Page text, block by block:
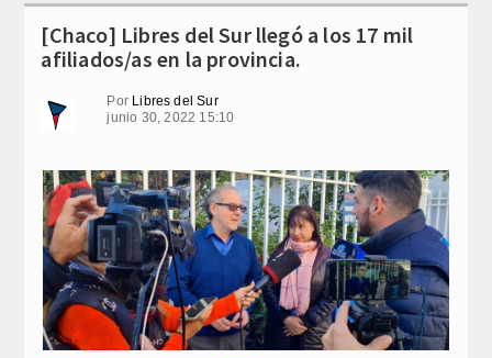
[Chaco] Libres del Sur llegó a los 17 mil
afiliados/as en la provincia.
Por Libres del Sur
junio 30, 2022 15:10